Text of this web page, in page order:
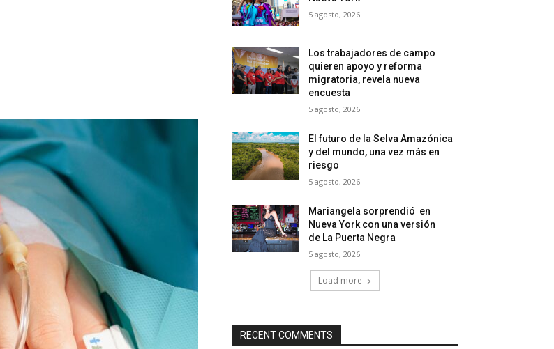
5 agosto, 2026
Los trabajadores de campo
quieren apoyo y reforma
migratoria, revela nueva
encuesta
5 agosto, 2026
El futuro de la Selva Amazónica
y del mundo, una vez más en
riesgo
5 agosto, 2026
Mariangela sorprendió en
Nueva York con una versión
de La Puerta Negra
5 agosto, 2026
Load more
RECENT COMMENTS